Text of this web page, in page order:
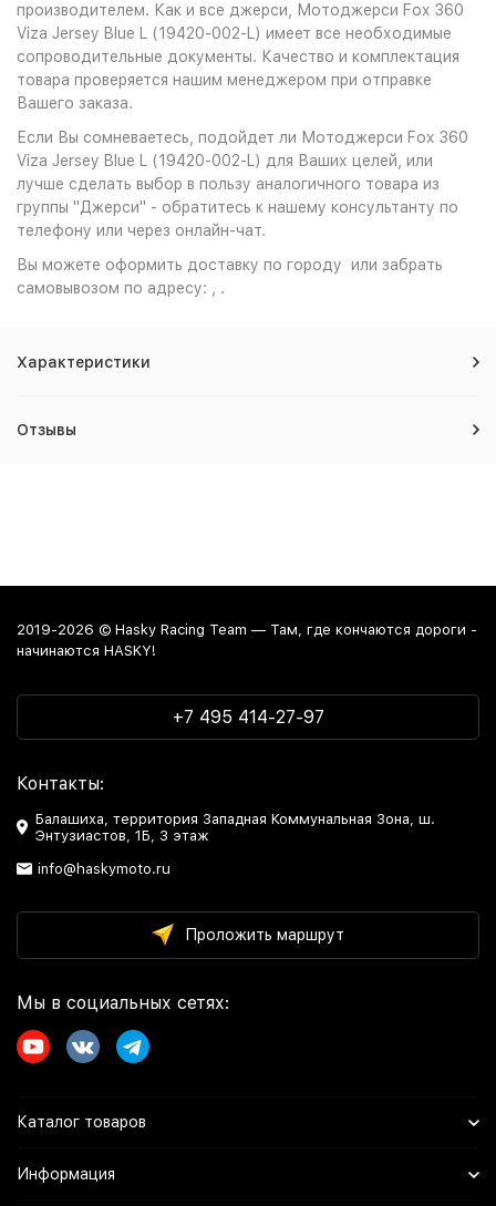
производителем. Как и все джерси, Мотоджерси Fox 360
Viza Jersey Blue L (19420-002-L) имеет все необходимые
сопроводительные документы. Качество и комплектация
товара проверяется нашим менеджером при отправке
Вашего заказа.
Если Вы сомневаетесь, подойдет ли Мотоджерси Fox 360
Viza Jersey Blue L (19420-002-L) для Ваших целей, или
лучше сделать выбор в пользу аналогичного товара из
группы "Джерси" - обратитесь к нашему консультанту по
телефону или через онлайн-чат.
Вы можете оформить доставку по городу или забрать
самовывозом по адресу: , .
Характеристики
Отзывы
2019-2026 © Hasky Racing Team — Там, где кончаются дороги -
начинаются HASKY!
+7 495 414-27-97
Контакты:
Балашиха, территория Западная Коммунальная Зона, ш.
Энтузиастов, 1Б, 3 этаж
info@haskymoto.ru
Проложить маршрут
Мы в социальных сетях:
Каталог товаров
Информация